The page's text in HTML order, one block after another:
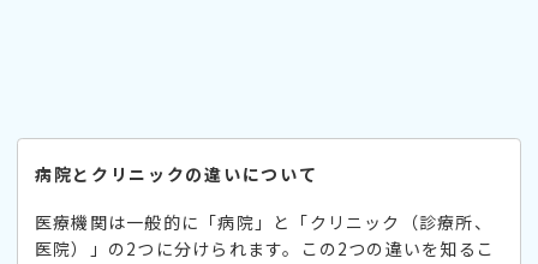
病院とクリニックの違いについて
医療機関は一般的に「病院」と「クリニック（診療所、
医院）」の2つに分けられます。この2つの違いを知るこ